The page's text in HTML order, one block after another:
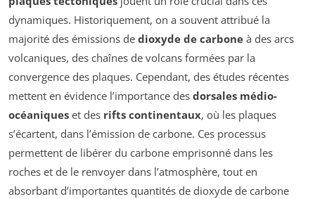
dynamiques. Historiquement, on a souvent attribué la
majorité des émissions de dioxyde de carbone à des arcs
volcaniques, des chaînes de volcans formées par la
convergence des plaques. Cependant, des études récentes
mettent en évidence l’importance des dorsales médio-
océaniques et des rifts continentaux, où les plaques
s’écartent, dans l’émission de carbone. Ces processus
permettent de libérer du carbone emprisonné dans les
roches et de le renvoyer dans l’atmosphère, tout en
absorbant d’importantes quantités de dioxyde de carbone